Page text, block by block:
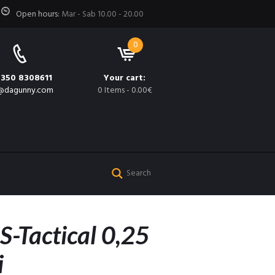
Open hours: Mar - Sab 10.00 - 20.00
8308611
0
Your cart:
0 Items- 0.00€
Tactical 0,25